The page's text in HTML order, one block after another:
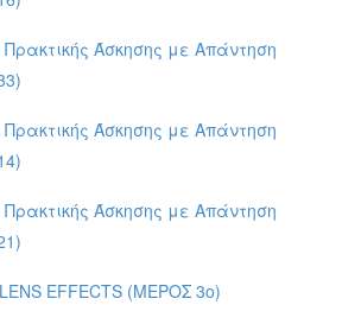
Άσκησης με Απάντηση
Άσκησης με Απάντηση
Άσκησης με Απάντηση
EFFECTS (ΜΕΡΟΣ 3o)